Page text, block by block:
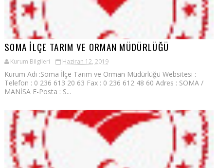
SOMA İLÇE TARIM VE ORMAN MÜDÜRLÜĞÜ
Kurum Bilgileri Haziran 12, 2019
Kurum Adı :Soma İlçe Tarım ve Orman Müdürlüğü Websitesi :
Telefon : 0 236 613 20 63 Fax : 0 236 612 48 60 Adres : SOMA /
MANİSA E-Posta : S...